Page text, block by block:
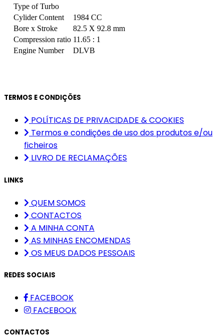
Type of Turbo
Cylider Content
1984 CC
Bore x Stroke
82.5 X 92.8 mm
Compression ratio 11.65 : 1
Engine Number
DLVB
TERMOS E CONDIÇÕES
POLÍTICAS DE PRIVACIDADE & COOKIES
Termos e condições de uso dos produtos e/ou
ficheiros
LIVRO DE RECLAMAÇÕES
LINKS
QUEM SOMOS
CONTACTOS
A MINHA CONTA
AS MINHAS ENCOMENDAS
OS MEUS DADOS PESSOAIS
REDES SOCIAIS
FACEBOOK
FACEBOOK
CONTACTOS